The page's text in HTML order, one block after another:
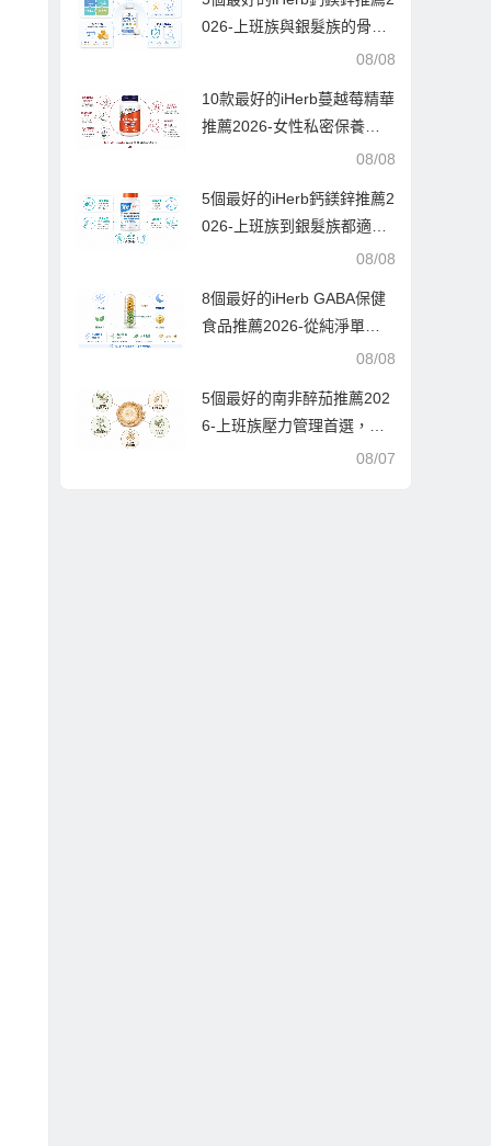
026-上班族與銀髮族的骨骼
神經守護指南,從吸收率到配
08/08
10款最好的iHerb蔓越莓精華
推薦2026-女性私密保養與
泌尿道健康的平價首選-每款
08/08
5個最好的iHerb鈣鎂鋅推薦2
026-上班族到銀髮族都適用
的骨骼與放鬆指南,每款都經
08/08
8個最好的iHerb GABA保健
食品推薦2026-從純淨單方
到複合配方,挑對GABA睡好
08/08
5個最好的南非醉茄推薦202
6-上班族壓力管理首選，從
入門到進階的實用採購策略
08/07